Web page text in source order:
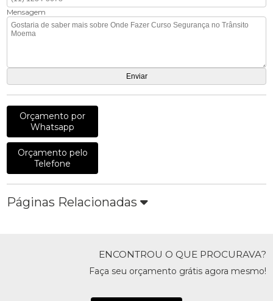
Mensagem
Orçamento por
Whatsapp
Orçamento pelo
Telefone
Páginas Relacionadas
ENCONTROU O QUE PROCURAVA?
Faça seu orçamento grátis agora mesmo!